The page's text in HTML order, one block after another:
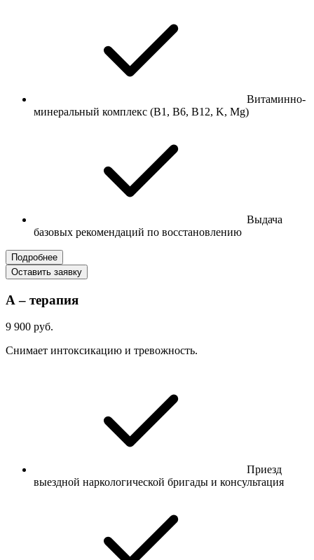
Витаминно-
минеральный комплекс (В1, В6, В12, K, Mg)
Выдача
базовых рекомендаций по восстановлению
Подробнее
Оставить заявку
А – терапия
9 900 руб.
Снимает интоксикацию и тревожность.
Приезд
выездной наркологической бригады и консультация